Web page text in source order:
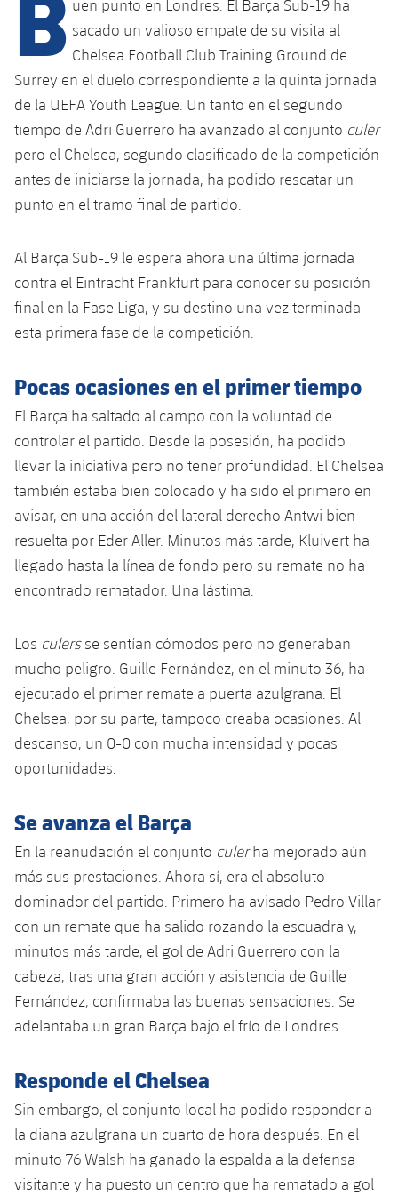
plusicon
más
Instalaciones
Spotify Camp Nou
Palau Blaugrana
Estadi Johan Cruyff
La Masia
plusicon
más
Servicios Médicos
Accesibilidad
Acreditaciones
Instalaciones
SUB13
SUB12
SUB11 A
SUB10 A
SUB10 B
SUB9 A
SUB8 A
SUB8 B
SUB13 B
SUB12 C
SUB11 C
Entradas
Gameday Shows
Resultados
Clasificación
Fotos
Historia
Base
Barça Atlètic
Junior
Cadete A
Cadete B
Infantil B
Mini
Campus Verano
PLUSICON
Primer Equipo
plusicon
más
Actualidad
Resultados
Clasificaciones
Fotos
Historia
Barça Atlètic
plusicon
más
Actualidad
Resultados
Clasificaciones
Jugadores
Fotos
Base
plusicon
más
Actualidad
Juvenil
Cadete A
Cadete B
Infantil A
Infantil B
PLUSICON
MÁS
plusicon
más
Actualidad
Calendario
Entradas
Resultados
Clasificaciones
Jugadors
Palmarés
Historia
Actualidad
Calendario
Resultados
Jugadores
Clasificaciones
Base
Actualidad
Juvenil
Cadete
Infantil
Campus Verano
Primer equipo
plusicon
más
Actualidad
Entradas
Resultados
Clasificaciones
Fotos
Historia
Palmarés
Barça Atlètic
plusicon
más
Calendario
Resultados
Jugadores
Clasificaciones
Base
plusicon
más
Actualidad
Barça C
Junior
Juvenil
Infantil
Alevín
Campus Verano
PLUSICON
MÁS
Información general
Noticias
Atletismo
plusicon
más
Actualidad
Masculino
Femenino
Agenda
Baloncesto en silla de ruedas
plusicon
más
Actualidad
Jugadores
Calendario
Clasificaciones
Hockey sobre hielo
plusicon
más
Actualidad
Jugadores
Resultados
Clasificaciones
Hockey hierba
plusicon
más
Noticias
Hockey Hierba Femenino
Patinaje artístico
plusicon
más
Actualidad
Plantilla
Agenda
Escuela de Patinaje
Rugby
plusicon
Actualidad
Voleibol
plusicon
más
uen punto en Londres. El Barça Sub-19 ha
sacado un valioso empate de su visita al
Chelsea Football Club Training Ground de
Surrey en el duelo correspondiente a la quinta jornada
de la UEFA Youth League. Un tanto en el segundo
tiempo de Adri Guerrero ha avanzado al conjunto culer
pero el Chelsea, segundo clasificado de la competición
antes de iniciarse la jornada, ha podido rescatar un
punto en el tramo final de partido.
Al Barça Sub-19 le espera ahora una última jornada
contra el Eintracht Frankfurt para conocer su posición
final en la Fase Liga, y su destino una vez terminada
esta primera fase de la competición.
Pocas ocasiones en el primer tiempo
El Barça ha saltado al campo con la voluntad de
controlar el partido. Desde la posesión, ha podido
llevar la iniciativa pero no tener profundidad. El Chelsea
también estaba bien colocado y ha sido el primero en
avisar, en una acción del lateral derecho Antwi bien
resuelta por Eder Aller. Minutos más tarde, Kluivert ha
llegado hasta la línea de fondo pero su remate no ha
encontrado rematador. Una lástima.
Los culersse sentían cómodos pero no generaban
mucho peligro. Guille Fernández, en el minuto 36, ha
ejecutado el primer remate a puerta azulgrana. El
Chelsea, por su parte, tampoco creaba ocasiones. Al
descanso, un 0-0 con mucha intensidad y pocas
oportunidades.
Se avanza el Barça
En la reanudación el conjunto culerha mejorado aún
más sus prestaciones. Ahora sí, era el absoluto
dominador del partido. Primero ha avisado Pedro Villar
con un remate que ha salido rozando la escuadra y,
minutos más tarde, el gol de Adri Guerrero con la
cabeza, tras una gran acción y asistencia de Guille
Fernández, confirmaba las buenas sensaciones. Se
adelantaba un gran Barça bajo el frío de Londres.
Responde el Chelsea
Sin embargo, el conjunto local ha podido responder a
la diana azulgrana un cuarto de hora después. En el
minuto 76 Walsh ha ganado la espalda a la defensa
visitante y ha puesto un centro que ha rematado a gol